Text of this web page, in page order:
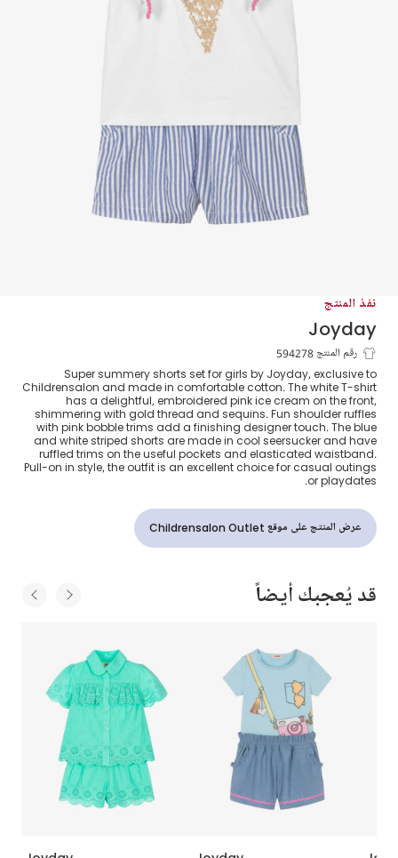
نفذ المنتج
Joyday
طقم شورت مقلم لون أزرق وأبيض للبنات
رقم المنتج 594278
Super summery shorts set for girls by Joyday, exclusive to
Childrensalon and made in comfortable cotton. The white T-shirt
has a delightful, embroidered pink ice cream on the front,
shimmering with gold thread and sequins. Fun shoulder ruffles
with pink bobble trims add a finishing designer touch. The blue
and white striped shorts are made in cool seersucker and have
ruffled trims on the useful pockets and elasticated waistband.
Pull-on in style, the outfit is an excellent choice for casual outings
or playdates.
عرض المنتج على موقع Childrensalon Outlet
قد يُعجبك أيضاً